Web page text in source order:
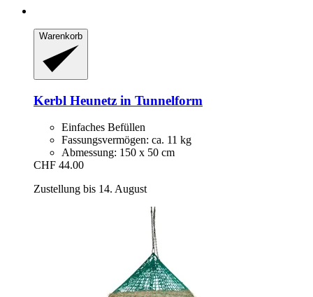
Warenkorb
Kerbl Heunetz in Tunnelform
Einfaches Befüllen
Fassungsvermögen: ca. 11 kg
Abmessung: 150 x 50 cm
CHF 44.00
Zustellung bis 14. August